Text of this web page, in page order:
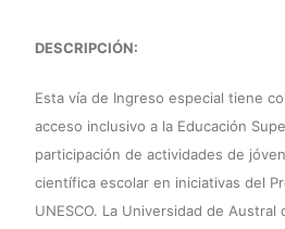
DESCRIPCIÓN:
Esta vía de Ingreso especial tiene
acceso inclusivo a la Educación
participación de actividades de
científica escolar en iniciativas del
UNESCO. La Universidad de